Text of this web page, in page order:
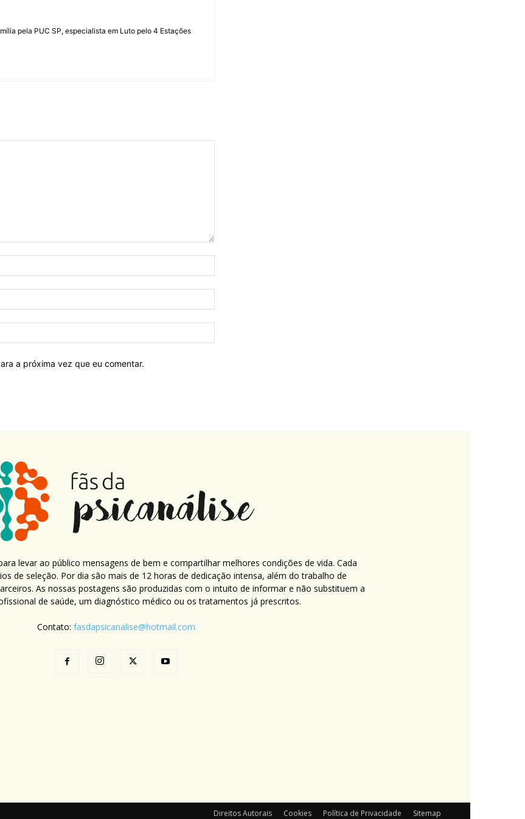
pela PUC SP, especialista em Luto pelo 4 Estações
a próxima vez que eu comentar.
levar ao público mensagens de bem e compartilhar melhores condições de vida. Cada
de seleção. Por dia são mais de 12 horas de dedicação intensa, além do trabalho de
As nossas postagens são produzidas com o intuito de informar e não substituem a
de saúde, um diagnóstico médico ou os tratamentos já prescritos.
Contato: fasdapsicanalise@hotmail.com
Direitos Autorais Cookies Política de Privacidade Sitemap